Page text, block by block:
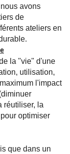
avons
de
ateliers en
la "vie" d'une
utilisation,
l'impact
réutiliser, la
optimiser
que dans un